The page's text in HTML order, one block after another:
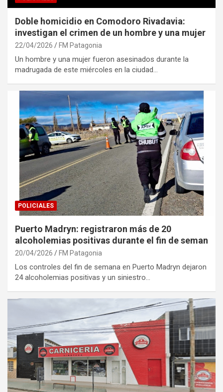
Doble homicidio en Comodoro Rivadavia:
investigan el crimen de un hombre y una mujer
22/04/2026 FM Patagonia
Un hombre y una mujer fueron asesinados durante la
madrugada de este miércoles en la ciudad…
POLICIALES
Puerto Madryn: registraron más de 20
alcoholemias positivas durante el fin de seman
20/04/2026 FM Patagonia
Los controles del fin de semana en Puerto Madryn dejaron
24 alcoholemias positivas y un siniestro…